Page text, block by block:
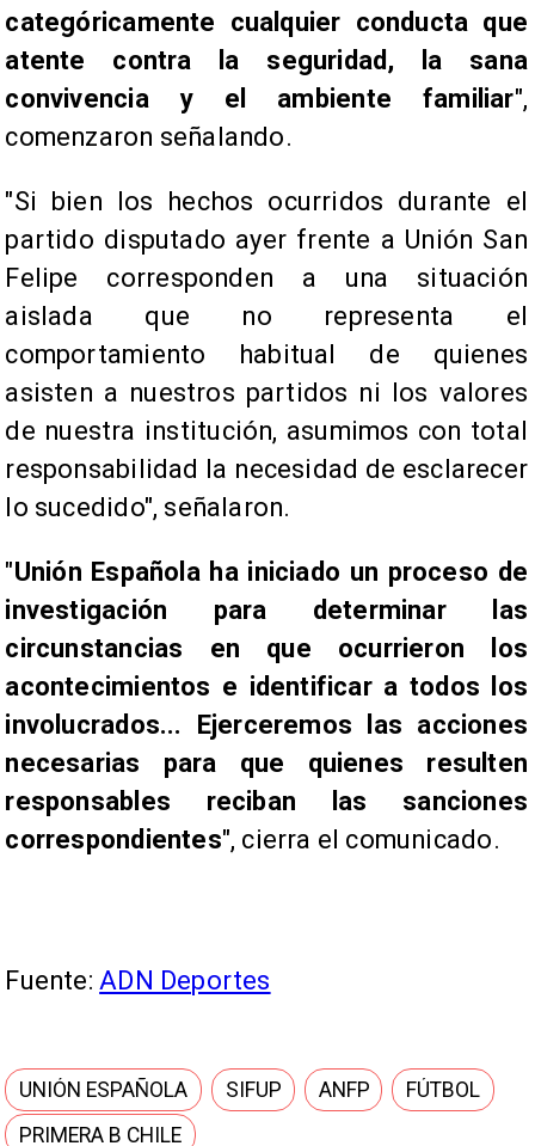
categóricamente cualquier conducta que
atente contra la seguridad, la sana
convivencia y el ambiente familiar",
comenzaron señalando.
"Si bien los hechos ocurridos durante el
partido disputado ayer frente a Unión San
Felipe corresponden a una situación
aislada que no representa el
comportamiento habitual de quienes
asisten a nuestros partidos ni los valores
de nuestra institución, asumimos con total
responsabilidad la necesidad de esclarecer
lo sucedido", señalaron.
"Unión Española ha iniciado un proceso de
investigación para determinar las
circunstancias en que ocurrieron los
acontecimientos e identificar a todos los
involucrados... Ejerceremos las acciones
necesarias para que quienes resulten
responsables reciban las sanciones
correspondientes", cierra el comunicado.
Fuente: ADN Deportes
UNIÓN ESPAÑOLA SIFUP ANFP
FÚTBOL
PRIMERA B CHILE